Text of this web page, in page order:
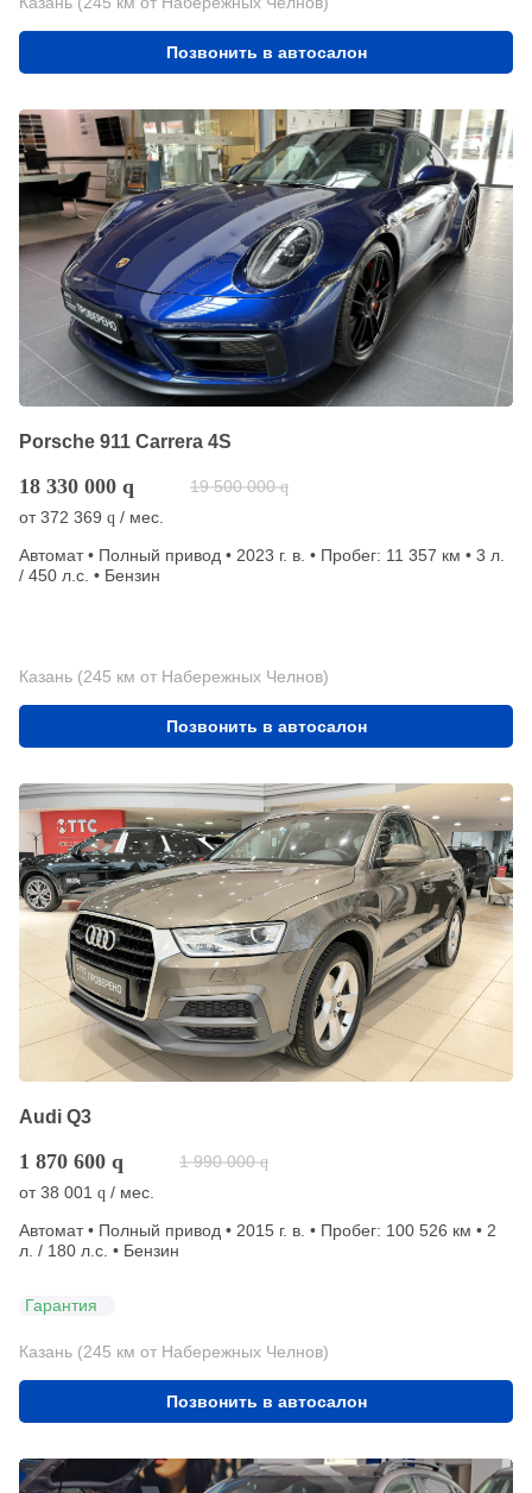
Позвонить в автосалон
Porsche 911 Carrera 4S
18 330 000 q 19 500 000 q
от372 369 q / мес.
Автомат • Полный привод • 2023 г. в. • Пробег: 11 357 км • 3 л.
/ 450 л.с. • Бензин
Казань (245 км от Набережных Челнов)
Позвонить в автосалон
Audi Q3
1 870 600 q 1 990 000 q
от38 001 q / мес.
Автомат • Полный привод • 2015 г. в. • Пробег: 100 526 км • 2
л. / 180 л.с. • Бензин
Гарантия
Казань (245 км от Набережных Челнов)
Позвонить в автосалон